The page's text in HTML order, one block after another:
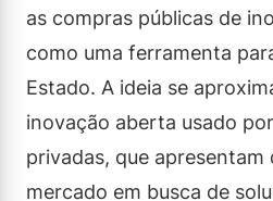
as compras públicas de
como uma ferramenta
Estado. A ideia se
inovação aberta usado
privadas, que apresentam
mercado em busca de